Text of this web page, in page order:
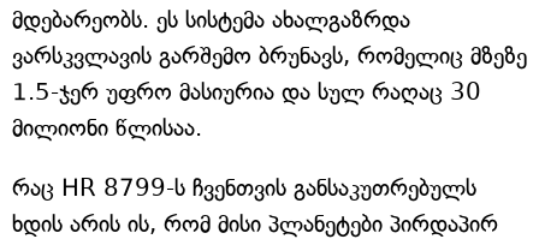
მდებარეობს. ეს სისტემა ახალგაზრდა
ვარსკვლავის გარშემო ბრუნავს, რომელიც მზეზე
1.5-ჯერ უფრო მასიურია და სულ რაღაც 30
მილიონი წლისაა.
რაც HR 8799-ს ჩვენთვის განსაკუთრებულს
ხდის არის ის, რომ მისი პლანეტები პირდაპირ